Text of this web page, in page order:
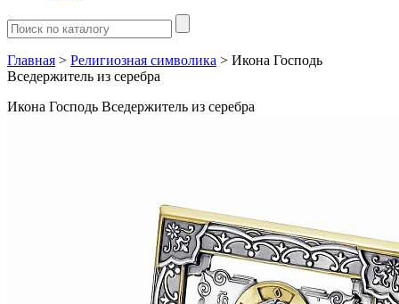
Главная > Религиозная символика > Икона Господь
Вседержитель из серебра
Икона Господь Вседержитель из серебра